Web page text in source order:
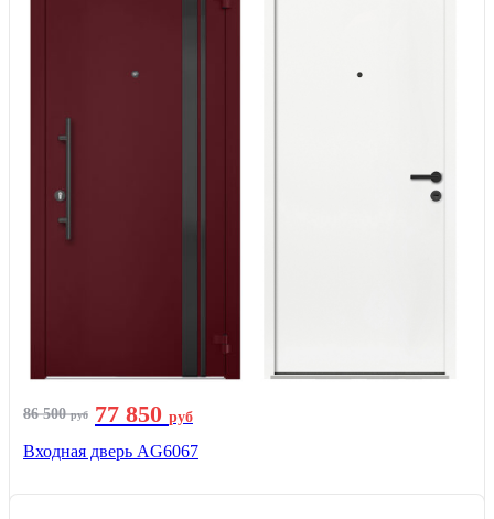
86 500руб 77 850 руб
Входная дверь AG6067